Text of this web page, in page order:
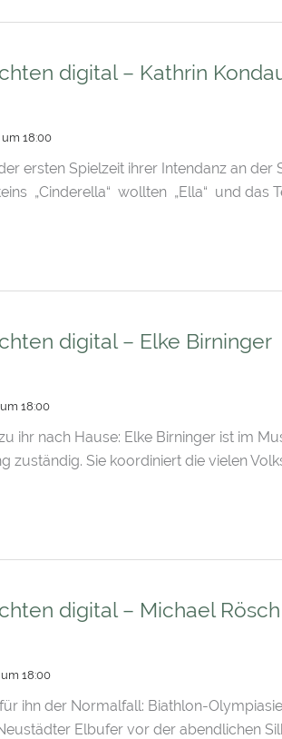
digital – Kathrin
18:00
ersten Spielzeit ihrer Intendanz an
„Cinderella“ wollten „Ella“ und das
digital – Elke Birninger
18:00
ihr nach Hause: Elke Birninger ist im
zuständig. Sie koordiniert die vielen
digital – Michael Rösch
18:00
ihn der Normalfall: Biathlon-
Elbufer vor der abendlichen